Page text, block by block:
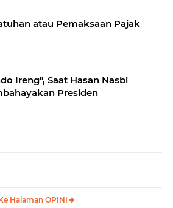
atau Pemaksaan Pajak
Ireng", Saat Hasan Nasbi
Presiden
Halaman OPINI